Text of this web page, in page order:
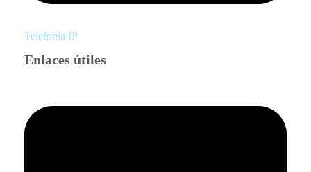
Telefonía IP
Enlaces útiles